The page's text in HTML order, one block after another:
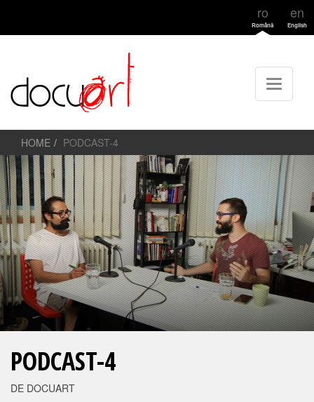
ro
Română
en
English
HOME PODCAST-4
PODCAST-4
DE DOCUART